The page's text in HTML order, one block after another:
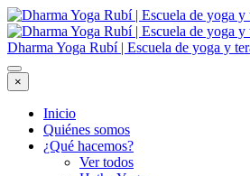
Dharma Yoga Rubí | Escuela de yoga y
×
Inicio
Quiénes somos
¿Qué hacemos?
Ver todos